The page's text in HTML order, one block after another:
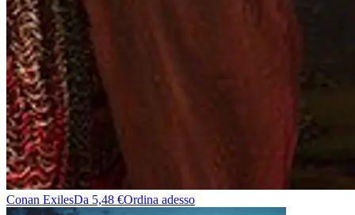
Conan ExilesDa 5,48 €Ordina adesso